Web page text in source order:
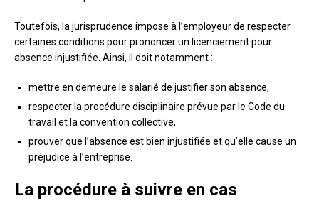
Toutefois, la jurisprudence impose à l’employeur de respecter
certaines conditions pour prononcer un licenciement pour
absence injustifiée. Ainsi, il doit notamment :
mettre en demeure le salarié de justifier son absence,
respecter la procédure disciplinaire prévue par le Code du
travail et la convention collective,
prouver que l’absence est bien injustifiée et qu’elle cause un
préjudice à l’entreprise.
La procédure à suivre en cas